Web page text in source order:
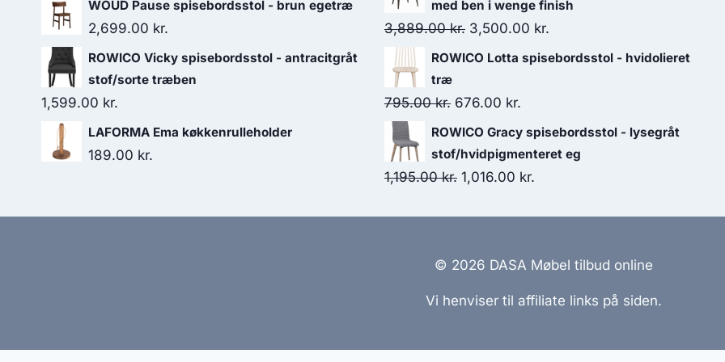
WOUD Pause spisebordsstol - brun egetræ
2,699.00 kr.
ROWICO Vicky spisebordsstol - antracitgråt
stof/sorte træben
1,599.00 kr.
LAFORMA Ema køkkenrulleholder
189.00 kr.
med ben i wenge finish
3,889.00kr. 3,500.00 kr.
ROWICO Lotta spisebordsstol - hvidolieret
træ
795.00kr. 676.00 kr.
ROWICO Gracy spisebordsstol - lysegråt
stof/hvidpigmenteret eg
1,195.00kr. 1,016.00 kr.
© 2026 DASA Møbel tilbud online
Vi henviser til affiliate links på siden.